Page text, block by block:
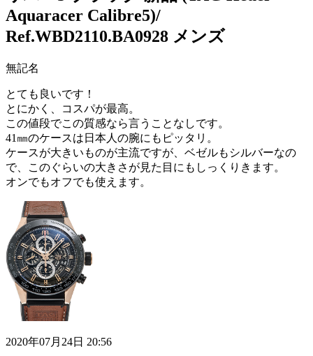
Aquaracer Calibre5)/
Ref.WBD2110.BA0928 メンズ
無記名
とても良いです！
とにかく、コスパが最高。
この値段でこの質感なら言うことなしです。
41㎜のケースは日本人の腕にもピッタリ。
ケースが大きいものが主流ですが、ベゼルもシルバーなの
で、このぐらいの大きさが見た目にもしっくりきます。
オンでもオフでも使えます。
2020年07月24日 20:56